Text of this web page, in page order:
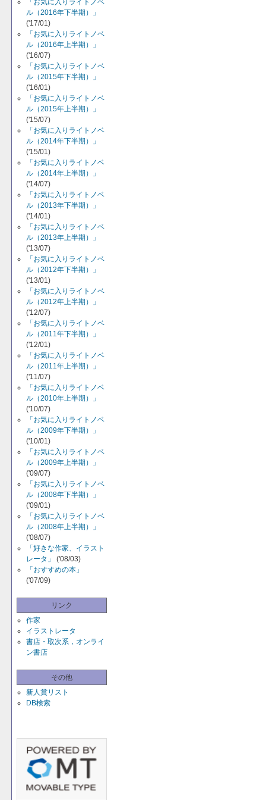
「お気に入りライトノベ
ル（2016年下半期）」
('17/01)
「お気に入りライトノベ
ル（2016年上半期）」
('16/07)
「お気に入りライトノベ
ル（2015年下半期）」
('16/01)
「お気に入りライトノベ
ル（2015年上半期）」
('15/07)
「お気に入りライトノベ
ル（2014年下半期）」
('15/01)
「お気に入りライトノベ
ル（2014年上半期）」
('14/07)
「お気に入りライトノベ
ル（2013年下半期）」
('14/01)
「お気に入りライトノベ
ル（2013年上半期）」
('13/07)
「お気に入りライトノベ
ル（2012年下半期）」
('13/01)
「お気に入りライトノベ
ル（2012年上半期）」
('12/07)
「お気に入りライトノベ
ル（2011年下半期）」
('12/01)
「お気に入りライトノベ
ル（2011年上半期）」
('11/07)
「お気に入りライトノベ
ル（2010年上半期）」
('10/07)
「お気に入りライトノベ
ル（2009年下半期）」
('10/01)
「お気に入りライトノベ
ル（2009年上半期）」
('09/07)
「お気に入りライトノベ
ル（2008年下半期）」
('09/01)
「お気に入りライトノベ
ル（2008年上半期）」
('08/07)
「好きな作家、イラスト
レータ」
('08/03)
「おすすめの本」
('07/09)
リンク
作家
イラストレータ
書店・取次系，オンライ
ン書店
その他
新人賞リスト
DB検索